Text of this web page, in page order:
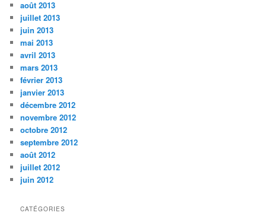
août 2013
juillet 2013
juin 2013
mai 2013
avril 2013
mars 2013
février 2013
janvier 2013
décembre 2012
novembre 2012
octobre 2012
septembre 2012
août 2012
juillet 2012
juin 2012
CATÉGORIES